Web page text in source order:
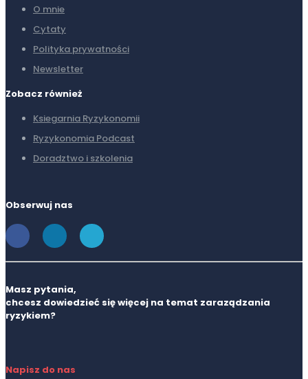
O mnie
Cytaty
Polityka prywatności
Newsletter
Zobacz również
Ksiegarnia Ryzykonomii
Ryzykonomia Podcast
Doradztwo i szkolenia
Obserwuj nas
Masz pytania,
chcesz dowiedzieć się więcej na temat zaraządzania
ryzykiem?
Napisz do nas